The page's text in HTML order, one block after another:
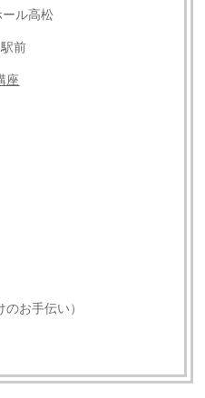
ール高松
前
座
お手伝い）